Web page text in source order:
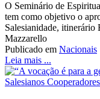
O Seminário de
tem como objetivo o
Salesianidade,
Mazzarello
Publicado em Nacionais
Leia mais ...